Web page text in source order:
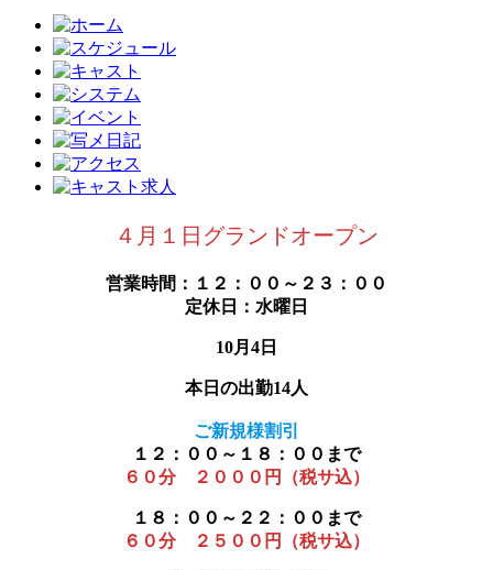
４月１日グランドオープン
営業時間：１２：００～２３：００
定休日：水曜日
10月4日
本日の出勤14人
ご新規様割引
１２：００～１８：００まで
６０分 ２０００円（税サ込）
１８：００～２２：００まで
６０分 ２５００円（税サ込）